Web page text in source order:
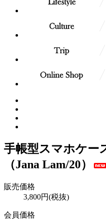
手帳型スマホケー
（Jana Lam/20）
販売価格
3,800円(税抜)
会員価格